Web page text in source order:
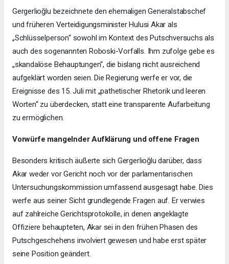
Gergerlioğlu bezeichnete den ehemaligen Generalstabschef
und früheren Verteidigungsminister Hulusi Akar als
„Schlüsselperson“ sowohl im Kontext des Putschversuchs als
auch des sogenannten Roboski-Vorfalls. Ihm zufolge gebe es
„skandalöse Behauptungen“, die bislang nicht ausreichend
aufgeklärt worden seien. Die Regierung werfe er vor, die
Ereignisse des 15. Juli mit „pathetischer Rhetorik und leeren
Worten“ zu überdecken, statt eine transparente Aufarbeitung
zu ermöglichen.
Vorwürfe mangelnder Aufklärung und offene Fragen
Besonders kritisch äußerte sich Gergerlioğlu darüber, dass
Akar weder vor Gericht noch vor der parlamentarischen
Untersuchungskommission umfassend ausgesagt habe. Dies
werfe aus seiner Sicht grundlegende Fragen auf. Er verwies
auf zahlreiche Gerichtsprotokolle, in denen angeklagte
Offiziere behaupteten, Akar sei in den frühen Phasen des
Putschgeschehens involviert gewesen und habe erst später
seine Position geändert.